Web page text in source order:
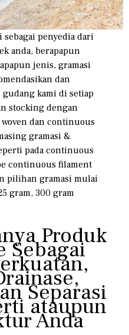
penyedia dari
anda, berapapun
jenis, gramasi
dan
kami di setiap
stocking dengan
dan continuous
gramasi &
pada continuous
continuous filament
pilihan gramasi mulai
gram, 300 gram
Produk
Sebagai
Separasi
ataupun
Anda